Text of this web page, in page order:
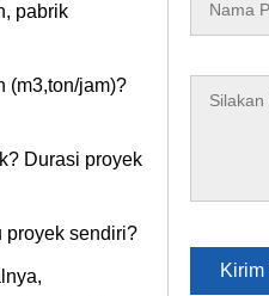
pabrik
(m3,ton/jam)?
Durasi proyek
proyek sendiri?